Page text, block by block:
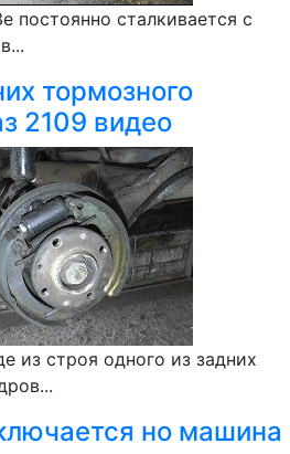
постоянно сталкивается с
тормозного
2109 видео
из строя одного из задних
но машина